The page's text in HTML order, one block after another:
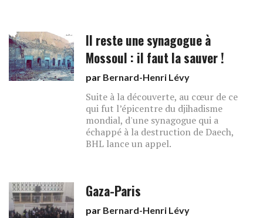
Il reste une synagogue à
Mossoul : il faut la sauver !
par Bernard-Henri Lévy
Suite à la découverte, au cœur de ce
qui fut l’épicentre du djiha­disme
mondial, d'une synagogue qui a
échappé à la destruction de Daech,
BHL lance un appel.
Gaza-Paris
par Bernard-Henri Lévy